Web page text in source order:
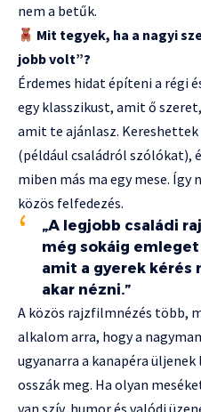
nem a betűk.
Mit tegyek, ha a nagyi
jobb volt”?
Érdemes hidat építeni a régi
egy klasszikust, amit ő
amit te ajánlasz.
(például családról szólókat),
miben más ma egy mese.
közös felfedezés.
„A legjobb családi
még sokáig emleget
amit a gyerek kérés
akar nézni.”
A közös rajzfilmnézés több,
alkalom arra, hogy a
ugyanarra a kanapéra
osszák meg. Ha olyan